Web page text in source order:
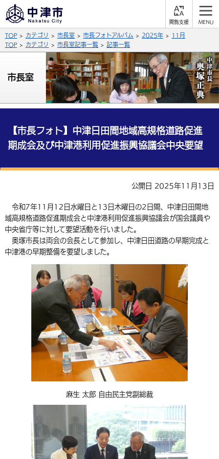
支
ふりがなをつける
背景色
青 白
文字の大きさ
拡大 標準 縮小
英語（English） 中国語（簡体字）
中国語（繁体字） 韓国語（한국어）
組織案内
公式SNS
X (Twitter) YouTube
サイト内検索
総合メニュー
くらしの情報
届出・登録・証明 保険・年金
健康・予防
税金 住宅・インフラ
環境・衛生 生涯学習・スポーツ・人権
選挙
事業者の方へ
産業・雇用
農林水産業 税金
都市整備
施設情報 子どもを預ける
手当・助成 健康・医療
相談・支援・情報
観光・移住
観光なび スポットを探す
遊ぶ・体験する
買う・おみやげ 四季のイベント・祭り
移住・定住
市政情報
中津市について
地方創生・地域活性化 広報・広聴
行政・計画
TOP カテゴリ 市長室 市長フォトアルバム 2025年
11月
TOP
カテゴリ 市長室記事一覧 記事一覧
市長室
【市長フォト】中津日田間地域高規格道路促進
期成会及び中津港利用促進振興協議会中央要望
公開日 2025年11月13日
令和7年11月12日水曜日と13日木曜日の2日間、中津日田間地
域高規格道路促進期成会と中津港利用促進振興協議会が国会議員や
中央省庁等に対して要望活動を行いました。
奥塚市長は両会の会長として参加し、中津日田道路の早期完成と
中津港の早期整備を要望しました。
麻生 太郎 自由民主党副総裁